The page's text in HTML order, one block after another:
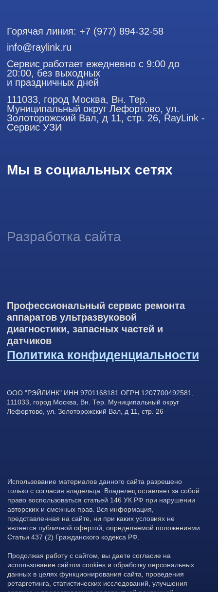
право воспользоваться статьей 146 УК РФ при нарушении
авторских и смежных прав. Вся информация,
является публичной офертой, определяемой положениями
Продолжая работу с сайтом, вы даете согласие на
использование сайтом cookies и обработку персональных
данных в целях функционирования сайта, проведения
ретаргетинга, статистических исследований, улучшения
информации на основе ваших предпочтений и интересов.